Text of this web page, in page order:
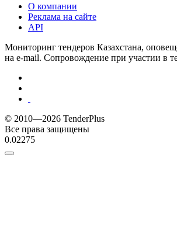
О компании
Реклама на сайте
API
Мониторинг тендеров Казахстана,
на e-mail. Сопровождение при участии в
© 2010—2026 TenderPlus
Все права защищены
0.02275